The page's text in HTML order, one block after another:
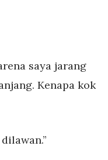
saya jarang
Kenapa kok